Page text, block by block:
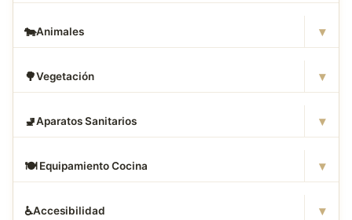
🐄Animales ▾
🌳Vegetación ▾
🚽Aparatos Sanitarios ▾
🍽️ Equipamiento Cocina ▾
♿Accesibilidad ▾